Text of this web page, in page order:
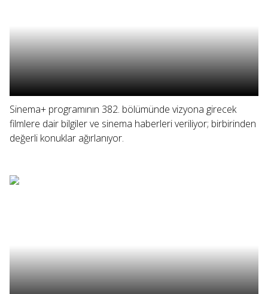
Sinema+ programının 382. bölümünde vizyona girecek
filmlere dair bilgiler ve sinema haberleri veriliyor; birbirinden
değerli konuklar ağırlanıyor.